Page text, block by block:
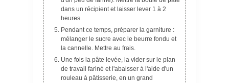
dans un récipient et laisser lever 1 à 2
heures.
Pendant ce temps, préparer la garniture :
mélanger le sucre avec le beurre fondu et
la cannelle. Mettre au frais.
Une fois la pâte levée, la vider sur le plan
de travail fariné et l'abaisser à l'aide d'un
rouleau à pâtisserie, en un grand